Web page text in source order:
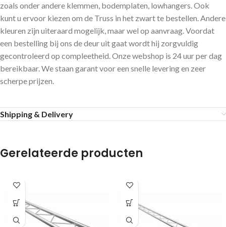
zoals onder andere klemmen, bodemplaten, lowhangers. Ook
kunt u ervoor kiezen om de Truss in het zwart te bestellen. Andere
kleuren zijn uiteraard mogelijk, maar wel op aanvraag. Voordat
een bestelling bij ons de deur uit gaat wordt hij zorgvuldig
gecontroleerd op compleetheid. Onze webshop is 24 uur per dag
bereikbaar. We staan garant voor een snelle levering en zeer
scherpe prijzen.
Shipping & Delivery
Gerelateerde producten